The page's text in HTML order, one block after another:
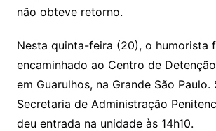
não obteve retorno.
Nesta quinta-feira (20), o humorista
encaminhado ao Centro de
em Guarulhos, na Grande São Paulo.
Secretaria de Administração
deu entrada na unidade às 14h10.